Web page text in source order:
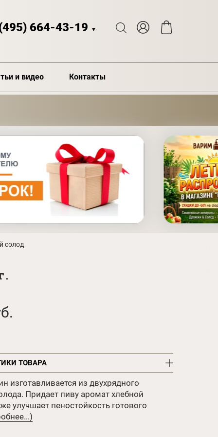
664-43-19 ▼
и видео Контакты
солод
ТОВАРА
изготавливается из двухрядного
Придает пиву аромат хлебной
улучшает пеностойкость готового